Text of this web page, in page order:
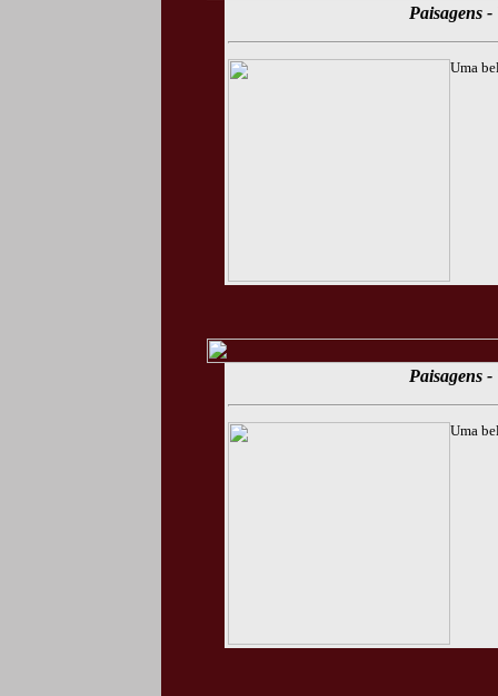
Paisagens
Uma
Paisagens
Uma